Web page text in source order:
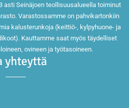
asti Seinäjoen teollisuusalueella toiminut
Varastossamme on pahvikartonkiin
kalusterunkoja (keittiö-, kylpyhuone- ja
Kauttamme saat myös täydelliset
ovineen ja työtasoineen.
yhteyttä